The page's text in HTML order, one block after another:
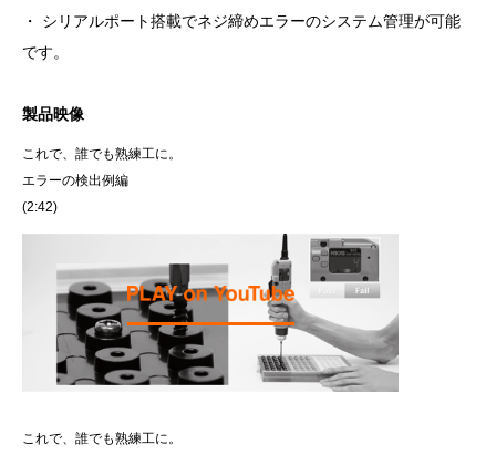
・ シリアルポート搭載でネジ締めエラーのシステム管理が可能
です。
製品映像
これで、誰でも熟練工に。
エラーの検出例編
(2:42)
これで、誰でも熟練工に。